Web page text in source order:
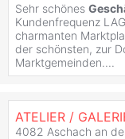
Sehr schönes
Kundenfrequenz
charmanten
der schönsten, zur
Marktgemeinden....
4082 Aschach an